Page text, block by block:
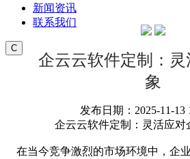
新闻资讯
联系我们
C
企云云软件定制：灵
象
发布日期：2025-11-13
企云云软件定制：灵活应对
在当今竞争激烈的市场环境中，企